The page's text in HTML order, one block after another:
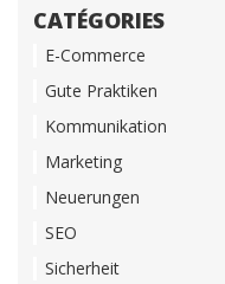
CATÉGORIES
E-Commerce
Gute Praktiken
Kommunikation
Marketing
Neuerungen
SEO
Sicherheit